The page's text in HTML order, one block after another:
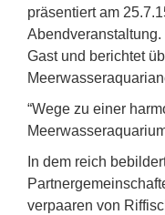
präsentiert am
Gast und berichtet
“Wege zu einer
In dem reich
verpaaren von